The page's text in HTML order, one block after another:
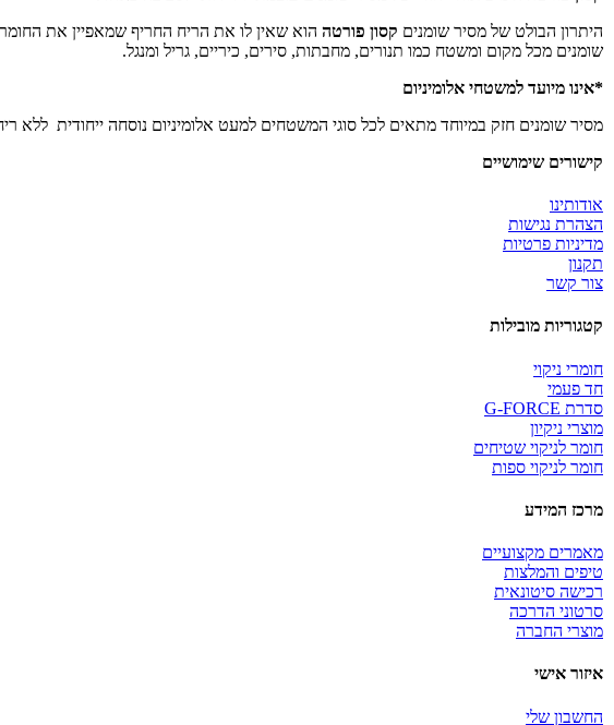
היתרון הבולט של מסיר שומנים קסון פורטה הוא שאין לו את הריח החריף שמאפיין את
שומנים מכל מקום ומשטח כמו תנורים, מחבתות, סירים, כיריים, גריל ומנגל.
*אינו מיועד למשטחי אלומיניום
מסיר שומנים חזק במיוחד מתאים לכל סוגי המשטחים למעט אלומיניום נוסחה ייחודית ללא
קישורים שימושיים
אודותינו
הצהרת נגישות
מדיניות פרטיות
תקנון
צור קשר
קטגוריות מובילות
חומרי ניקוי
חד פעמי
סדרת G-FORCE
מוצרי ניקיון
חומר לניקוי שטיחים
חומר לניקוי ספות
מרכז המידע
מאמרים מקצועיים
טיפים והמלצות
רכישה סיטונאית
סרטוני הדרכה
מוצרי החברה
איזור אישי
החשבון שלי